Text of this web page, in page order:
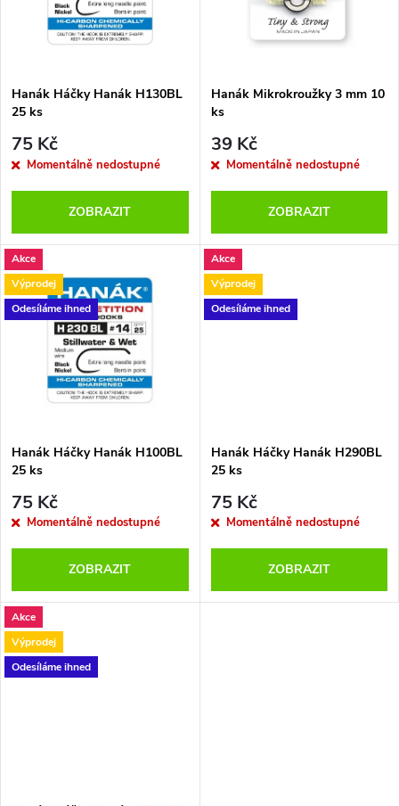
p
r
o
d
u
k
s
p
r
d
u
ů
Hanák Háčky Hanák H130BL
25 ks
75 Kč
Momentálně nedostupné
ZOBRAZIT
Hanák Mikrokroužky 3 mm 10
ks
39 Kč
Momentálně nedostupné
ZOBRAZIT
Akce
Výprodej
Odesíláme ihned
Hanák Háčky Hanák H100BL
25 ks
75 Kč
Momentálně nedostupné
ZOBRAZIT
Akce
Výprodej
Odesíláme ihned
Hanák Háčky Hanák H290BL
25 ks
75 Kč
Momentálně nedostupné
ZOBRAZIT
Akce
Výprodej
Odesíláme ihned